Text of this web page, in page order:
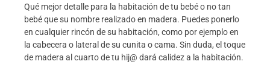
Qué mejor detalle para la habitación de tu bebé o no tan
bebé que su nombre realizado en madera. Puedes ponerlo
en cualquier rincón de su habitación, como por ejemplo en
la cabecera o lateral de su cunita o cama. Sin duda, el toque
de madera al cuarto de tu hij@ dará calidez a la habitación.